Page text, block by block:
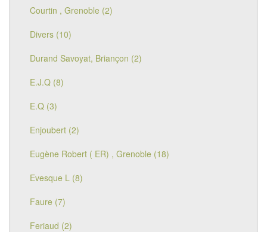
Courtin , Grenoble (2)
Divers (10)
Durand Savoyat, Briançon (2)
E.J.Q (8)
E.Q (3)
Enjoubert (2)
Eugène Robert ( ER) , Grenoble (18)
Evesque L (8)
Faure (7)
Feriaud (2)